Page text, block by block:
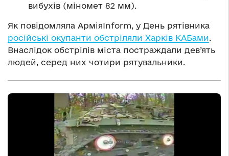
вибухів (міномет 82 мм).
Як повідомляла АрміяInform, у День рятівника
російські окупанти обстріляли Харків КАБами.
Внаслідок обстрілів міста постраждали дев’ять
людей, серед них чотири рятувальники.